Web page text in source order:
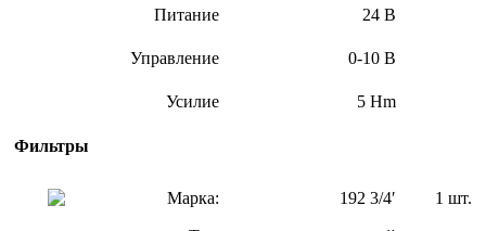
Питание 24 В
Управление 0-10 В
Усилие 5 Hm
Фильтры
Марка: 192 3/4′ 1 шт.